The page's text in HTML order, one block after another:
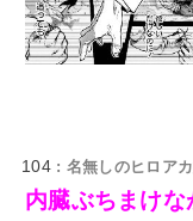
104 : 名無しのヒロア
内臓ぶちまけ